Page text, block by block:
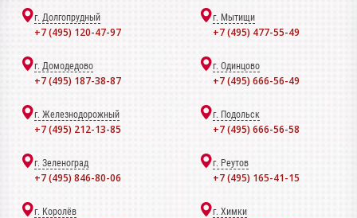
г. Долгопрудный
+7 (495) 120-47-97
г. Мытищи
+7 (495) 477-55-49
г. Домодедово
+7 (495) 187-38-87
г. Одинцово
+7 (495) 666-56-49
г. Железнодорожный
+7 (495) 212-13-85
г. Подольск
+7 (495) 666-56-58
г. Зеленоград
+7 (495) 846-80-06
г. Реутов
+7 (495) 165-41-15
г. Королёв г. Химки